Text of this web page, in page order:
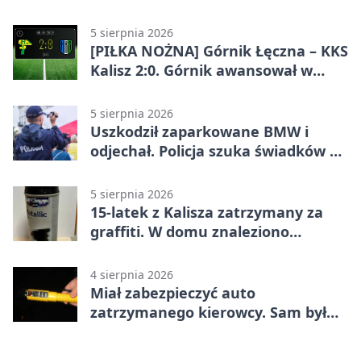
5 sierpnia 2026
[PIŁKA NOŻNA] Górnik Łęczna – KKS
Kalisz 2:0. Górnik awansował w
5 sierpnia 2026
Uszkodził zaparkowane BMW i
odjechał. Policja szuka świadków w
5 sierpnia 2026
15-latek z Kalisza zatrzymany za
graffiti. W domu znaleziono
4 sierpnia 2026
Miał zabezpieczyć auto
zatrzymanego kierowcy. Sam był